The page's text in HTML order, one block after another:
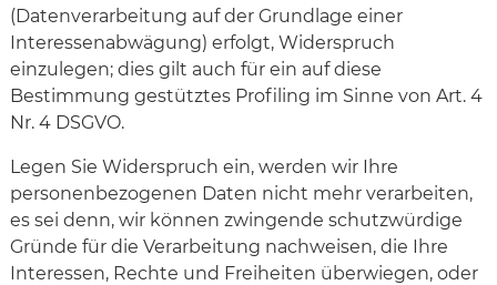
(Datenverarbeitung auf der Grundlage einer
Interessenabwägung) erfolgt, Widerspruch
einzulegen; dies gilt auch für ein auf diese
Bestimmung gestütztes Profiling im Sinne von Art. 4
Nr. 4 DSGVO.
Legen Sie Widerspruch ein, werden wir Ihre
personenbezogenen Daten nicht mehr verarbeiten,
es sei denn, wir können zwingende schutzwürdige
Gründe für die Verarbeitung nachweisen, die Ihre
Interessen, Rechte und Freiheiten überwiegen, oder